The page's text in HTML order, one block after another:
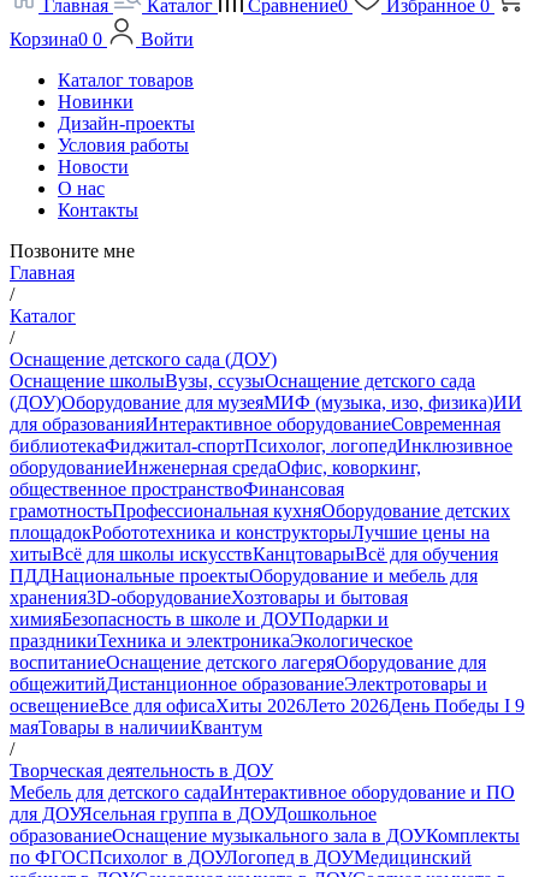
Главная Каталог Сравнение0 Избранное 0
Корзина0 0
Войти
Каталог товаров
Новинки
Дизайн-проекты
Условия работы
Новости
О нас
Контакты
Позвоните мне
Главная
/
Каталог
/
Оснащение детского сада (ДОУ)
Оснащение школыВузы, ссузыОснащение детского сада
(ДОУ)Оборудование для музеяМИФ (музыка, изо, физика)ИИ
для образованияИнтерактивное оборудованиеСовременная
библиотекаФиджитал-спортПсихолог, логопедИнклюзивное
оборудованиеИнженерная средаОфис, коворкинг,
общественное пространствоФинансовая
грамотностьПрофессиональная кухняОборудование детских
площадокРобототехника и конструкторыЛучшие цены на
хитыВсё для школы искусствКанцтоварыВсё для обучения
ПДДНациональные проектыОборудование и мебель для
хранения3D-оборудованиеХозтовары и бытовая
химияБезопасность в школе и ДОУПодарки и
праздникиТехника и электроникаЭкологическое
воспитаниеОснащение детского лагеряОборудование для
общежитийДистанционное образованиеЭлектротовары и
освещениеВсе для офисаХиты 2026Лето 2026День Победы I 9
маяТовары в наличииКвантум
/
Творческая деятельность в ДОУ
Мебель для детского садаИнтерактивное оборудование и ПО
для ДОУЯсельная группа в ДОУДошкольное
образованиеОснащение музыкального зала в ДОУКомплекты
по ФГОСПсихолог в ДОУЛогопед в ДОУМедицинский